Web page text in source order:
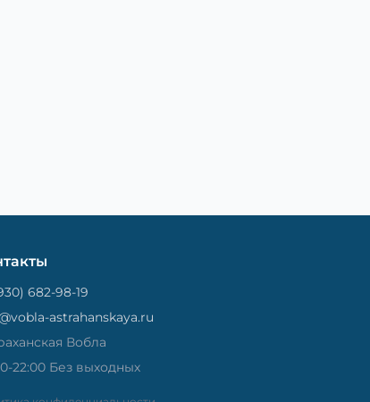
682-98-19
astrahanskaya.ru
Вобла
22:00 Без выходных